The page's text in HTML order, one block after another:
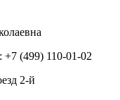
(499) 110-01-02
2-й